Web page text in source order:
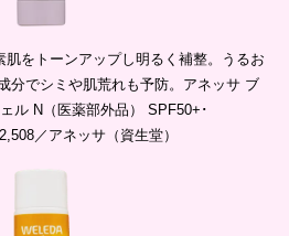
をトーンアップし明るく補整。うるお
分でシミや肌荒れも予防。アネッサ ブ
ル N（医薬部外品） SPF50+･
／アネッサ（資生堂）